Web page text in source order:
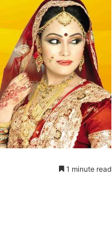
1 minute read